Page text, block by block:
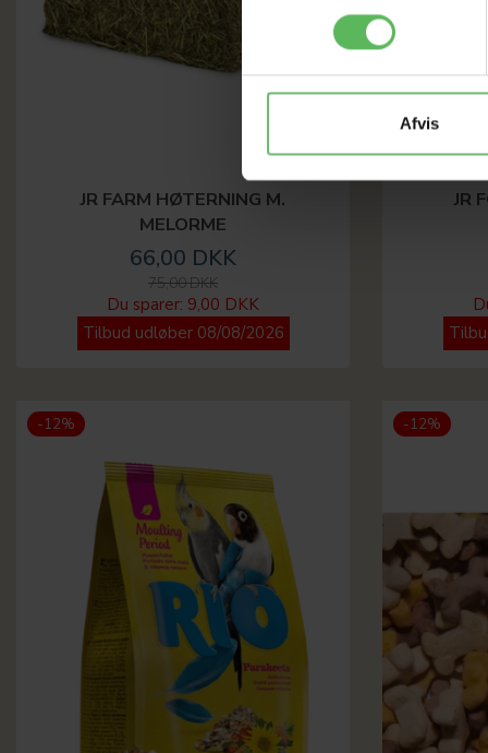
Afvis
JR FARM HØTERNING M.
MELORME
66,00 DKK
75,00 DKK
Du sparer: 9,00 DKK
Tilbud udløber 08/08/2026
JR
-12% -12%